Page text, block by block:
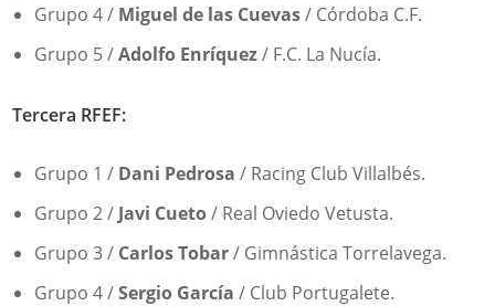
Grupo 4 / Miguel de las Cuevas/ Córdoba C.F.
Grupo 5 /Adolfo Enríquez/ F.C. La Nucía.
Tercera RFEF:
Grupo 1 / Dani Pedrosa / Racing Club Villalbés.
Grupo 2 / Javi Cueto/ Real Oviedo Vetusta.
Grupo 3 / Carlos Tobar/ Gimnástica Torrelavega.
Grupo 4 /Sergio García / Club Portugalete.